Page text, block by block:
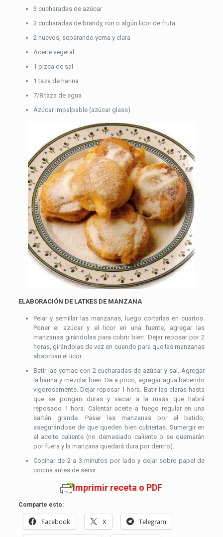
3 cucharadas de azúcar
3 cucharadas de brandy, ron o algún licor de fruta
2 huevos, separando yema y clara
Aceite vegetal
1 pizca de sal
1 taza de harina
7/8 taza de agua
Azúcar impalpable (azúcar glass)
ELABORACIÓN DE LATKES DE MANZANA
Pelar y semillar las manzanas, luego cortarlas en cuartos.
Poner el azúcar y el licor en una fuente, agregar las
manzanas girándolas para cubrir bien. Dejar reposar por 2
horas, girándolas de vez en cuando para que las manzanas
absorban el licor.
Batir las yemas con 2 cucharadas de azúcar y sal. Agregar
la harina y mezclar bien. De a poco, agregar agua batiendo
vigorosamente. Dejar reposar 1 hora. Batir las claras hasta
que se pongan duras y vaciar a la masa que habrá
reposado 1 hora. Calentar aceite a fuego regular en una
sartén grande. Pasar las manzanas por el batido,
asegurándose de que queden bien cubiertas. Sumergir en
el aceite caliente (no demasiado caliente o se quemarán
por fuera y la manzana quedará dura por dentro).
Cocinar de 2 a 3 minutos por lado y dejar sobre papel de
cocina antes de servir.
Imprimir receta o PDF
Comparte esto:
Facebook X Telegram